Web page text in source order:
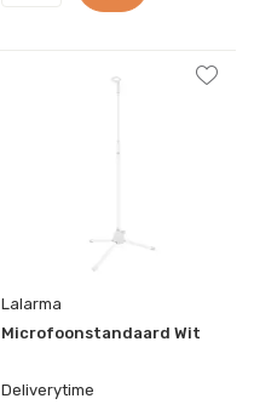
Lalarma
Microfoonstandaard Wit
Deliverytime